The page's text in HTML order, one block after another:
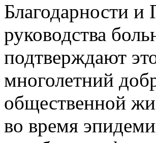
Благодарности
руководства
подтверждают
многолетний
общественной
во время